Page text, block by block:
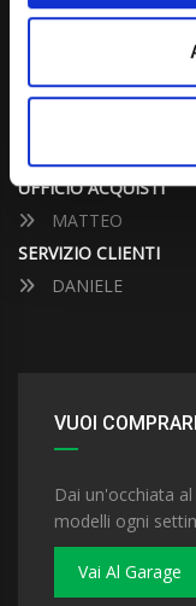
CONTATTA UN
UFFICIO VENDITE
UFFICIO ACQUISTI
MATTEO
SERVIZIO CLIENTI
DANIELE
VUOI
Dai un'occhiata
modelli ogni
Vai Al Garage